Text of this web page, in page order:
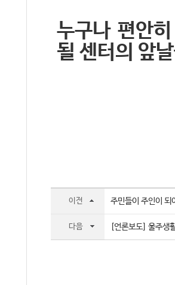
누구나 편안
될 센터의 앞
이전 주민들이 주인이 되
다음 [언론보도] 울주생